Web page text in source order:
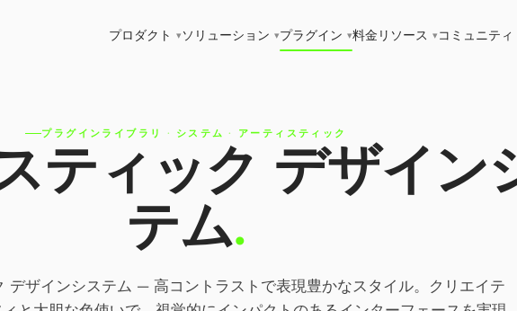
プロダクト ▾ ソリューション ▾プラグイン ▾料金 リソース ▾ コミュニティ
プラグインライブラリ · システム · アーティスティック
ティック デザイン
テム.
デザインシステム — 高コントラストで表現豊かなスタイル。クリエイテ